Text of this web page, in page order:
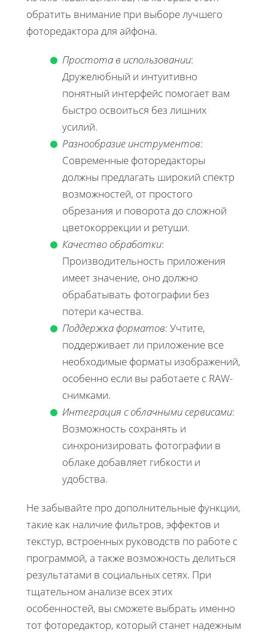
обратить внимание при выборе лучшего
фоторедактора для айфона.
Простота в использовании:
Дружелюбный и интуитивно
понятный интерфейс помогает вам
быстро освоиться без лишних
усилий.
Разнообразие инструментов:
Современные фоторедакторы
должны предлагать широкий спектр
возможностей, от простого
обрезания и поворота до сложной
цветокоррекции и ретуши.
Качество обработки:
Производительность приложения
имеет значение, оно должно
обрабатывать фотографии без
потери качества.
Поддержка форматов: Учтите,
поддерживает ли приложение все
необходимые форматы изображений,
особенно если вы работаете с RAW-
снимками.
Интеграция с облачными сервисами:
Возможность сохранять и
синхронизировать фотографии в
облаке добавляет гибкости и
удобства.
Не забывайте про дополнительные функции,
такие как наличие фильтров, эффектов и
текстур, встроенных руководств по работе с
программой, а также возможность делиться
результатами в социальных сетях. При
тщательном анализе всех этих
особенностей, вы сможете выбрать именно
тот фоторедактор, который станет надежным